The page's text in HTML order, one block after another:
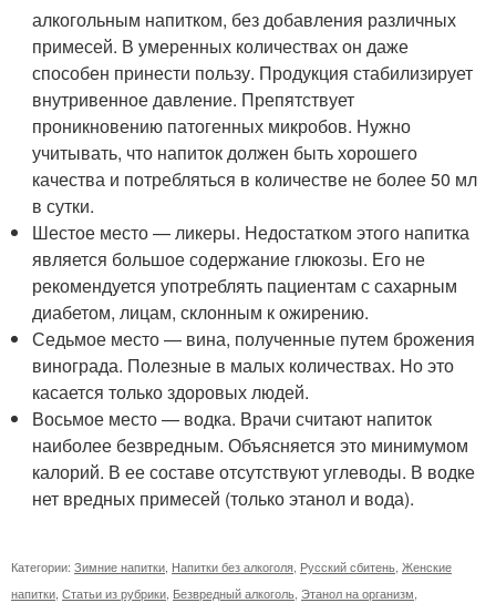
алкогольным напитком, без добавления различных
примесей. В умеренных количествах он даже
способен принести пользу. Продукция стабилизирует
внутривенное давление. Препятствует
проникновению патогенных микробов. Нужно
учитывать, что напиток должен быть хорошего
качества и потребляться в количестве не более 50 мл
в сутки.
Шестое место — ликеры. Недостатком этого напитка
является большое содержание глюкозы. Его не
рекомендуется употреблять пациентам с сахарным
диабетом, лицам, склонным к ожирению.
Седьмое место — вина, полученные путем брожения
винограда. Полезные в малых количествах. Но это
касается только здоровых людей.
Восьмое место — водка. Врачи считают напиток
наиболее безвредным. Объясняется это минимумом
калорий. В ее составе отсутствуют углеводы. В водке
нет вредных примесей (только этанол и вода).
Категории: Зимние напитки Напитки без алкоголя Русский сбитень Женские
напитки Статьи из рубрики Безвредный алкоголь Этанол на организм